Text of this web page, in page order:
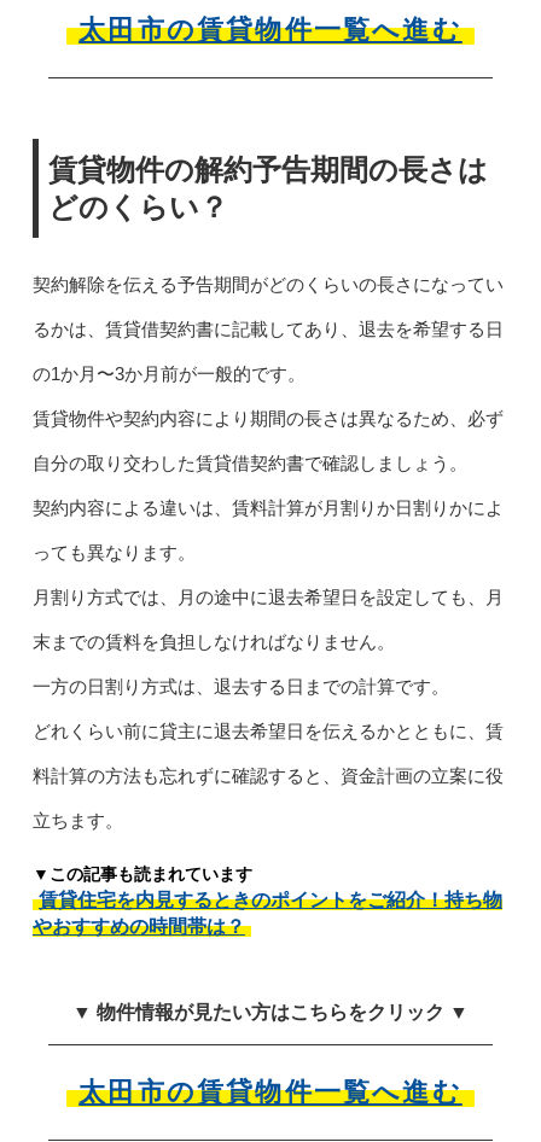
太田市の賃貸物件一覧へ進む
賃貸物件の解約予告期間の長さは
どのくらい？
契約解除を伝える予告期間がどのくらいの長さになってい
るかは、賃貸借契約書に記載してあり、退去を希望する日
の1か月〜3か月前が一般的です。
賃貸物件や契約内容により期間の長さは異なるため、必ず
自分の取り交わした賃貸借契約書で確認しましょう。
契約内容による違いは、賃料計算が月割りか日割りかによ
っても異なります。
月割り方式では、月の途中に退去希望日を設定しても、月
末までの賃料を負担しなければなりません。
一方の日割り方式は、退去する日までの計算です。
どれくらい前に貸主に退去希望日を伝えるかとともに、賃
料計算の方法も忘れずに確認すると、資金計画の立案に役
立ちます。
▼この記事も読まれています
賃貸住宅を内見するときのポイントをご紹介！持ち物
やおすすめの時間帯は？
▼ 物件情報が見たい方はこちらをクリック ▼
太田市の賃貸物件一覧へ進む